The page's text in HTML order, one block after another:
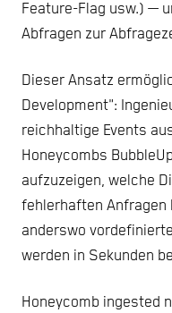
Feature-Flag usw.) —
Abfragen zur
Dieser Ansatz
Development":
reichhaltige Events
Honeycombs
aufzuzeigen, welche
fehlerhaften Anfragen
anderswo
werden in Sekunden
Honeycomb ingested